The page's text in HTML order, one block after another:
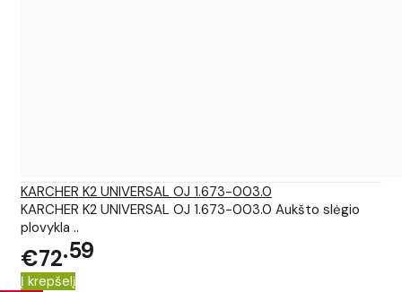
KARCHER K2 UNIVERSAL OJ 1.673-003.0
KARCHER K2 UNIVERSAL OJ 1.673-003.0 Aukšto slėgio
plovykla ..
€72 59
Į krepšelį